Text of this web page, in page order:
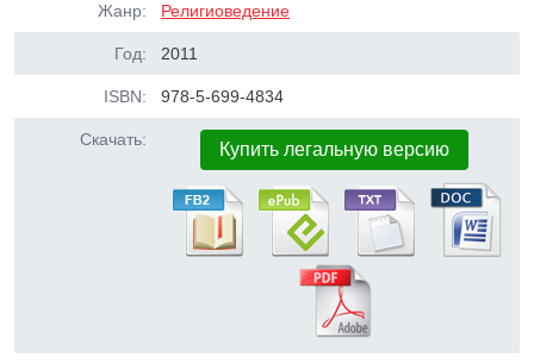
Жанр: Религиоведение
Год: 2011
ISBN: 978-5-699-4834
Скачать: Купить легальную версию